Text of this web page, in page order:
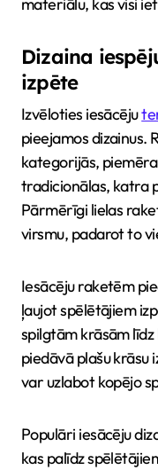
materiālu, kas visi
Dizaina
izpēte
Izvēloties iesācēju
pieejamos dizainus.
kategorijās,
tradicionālas, katra
Pārmērīgi lielas
virsmu, padarot to
Iesācēju raketēm
ļaujot spēlētājiem
spilgtām krāsām līdz
piedāvā plašu krāsu
var uzlabot kopējo
Populāri iesācēju
kas palīdz